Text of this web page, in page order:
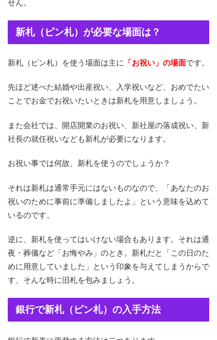
せん。
新札（ピン札）が必要な場面は？
新札（ピン札）を使う場面は主に 「お祝い」の場面です。
先ほど述べた結婚や出産祝い、入学祝いなど、おめでたい
ことでお金でお祝いたいときは新札を用意しましょう。
また会社では、開店開業のお祝い、新社屋の落成祝い、新
社長の就任祝いなども新札が必要になります。
お祝い事では何故、新札を使うのでしょうか？
それは新札は通常手元にはないものなので、「あなたのお
祝いのために事前に準備しましたよ」という意味を込めて
いるのです。
逆に、新札を使ってはいけない場合もあります。それは通
夜・葬儀など「お悔やみ」のとき。新札だと「この日のた
めに用意していました」という印象を与えてしまうからで
す、そんな時に旧札を包みましょう。
銀行で新札（ピン札）の入手方法